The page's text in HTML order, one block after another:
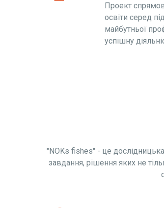
Проект
освіти серед
майбутньої
успішну
"NOKs fishes" - це дослідницька
завдання, рішення яких не